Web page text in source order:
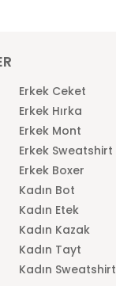
Erkek Ceket
Erkek Hırka
Erkek Mont
Erkek Sweatshirt
Erkek Boxer
Kadın Bot
Kadın Etek
Kadın Kazak
Kadın Tayt
Kadın Sweatshirt